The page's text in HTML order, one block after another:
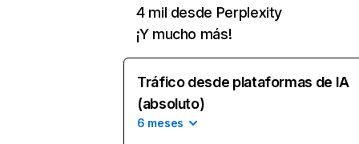
4 mil desde Perplexity
¡Y mucho más!
Tráfico desde plataformas de IA
(absoluto)
6 meses